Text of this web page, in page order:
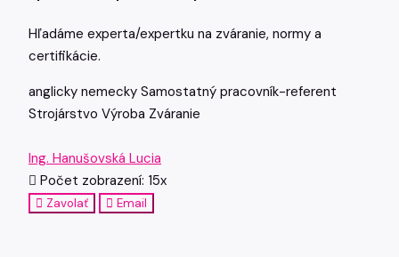
Hľadáme experta/expertku na zváranie, normy a
certifikácie.
anglicky nemecky Samostatný pracovník-referent
Strojárstvo Výroba Zváranie
Ing. Hanušovská Lucia
Počet zobrazení: 15x
Zavolať Email